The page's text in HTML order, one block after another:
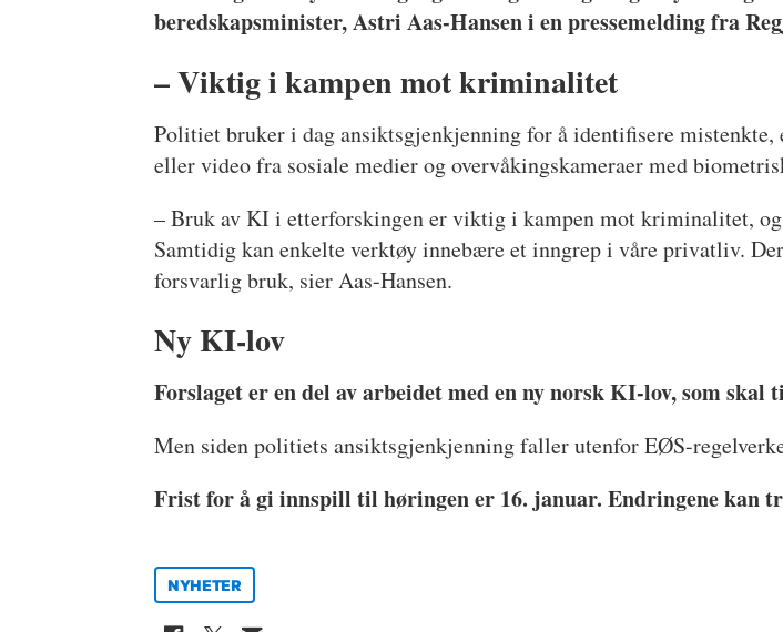
beredskapsminister, Astri Aas-Hansen i en pressemelding fra
– Viktig i kampen mot kriminalitet
Politiet bruker i dag ansiktsgjenkjenning for å identifisere
eller video fra sosiale medier og overvåkingskameraer med
– Bruk av KI i etterforskingen er viktig i kampen mot kriminalitet,
Samtidig kan enkelte verktøy innebære et inngrep i våre privatliv.
forsvarlig bruk, sier Aas-Hansen.
Ny KI-lov
Forslaget er en del av arbeidet med en ny norsk KI-lov, som
Men siden politiets ansiktsgjenkjenning faller utenfor EØS-
Frist for å gi innspill til høringen er 16. januar. Endringene kan
NYHETER